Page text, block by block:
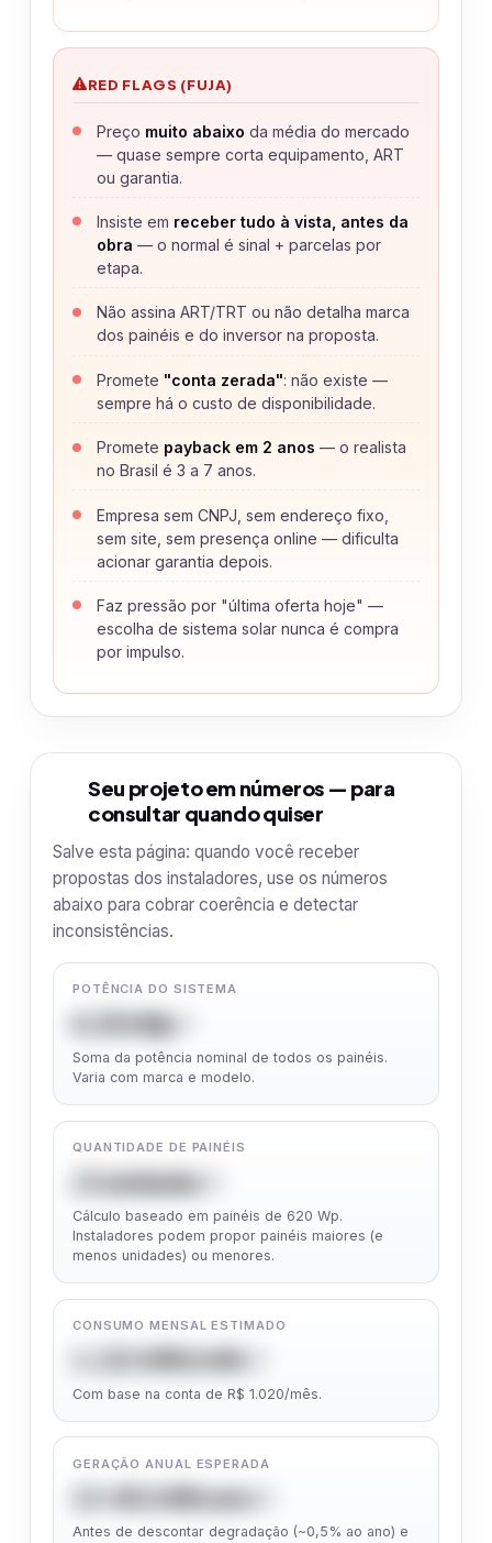
RED FLAGS (FUJA)
Preço muito abaixo da média do mercado
— quase sempre corta equipamento, ART
ou garantia.
Insiste em receber tudo à vista, antes da
obra — o normal é sinal + parcelas por
etapa.
Não assina ART/TRT ou não detalha marca
dos painéis e do inversor na proposta.
Promete "conta zerada": não existe —
sempre há o custo de disponibilidade.
Promete payback em 2 anos — o realista
no Brasil é 3 a 7 anos.
Empresa sem CNPJ, sem endereço fixo,
sem site, sem presença online — dificulta
acionar garantia depois.
Faz pressão por "última oferta hoje" —
escolha de sistema solar nunca é compra
por impulso.
Seu projeto em números — para
consultar quando quiser
Salve esta página: quando você receber
propostas dos instaladores, use os números
abaixo para cobrar coerência e detectar
inconsistências.
POTÊNCIA DO SISTEMA
8,35 kWp
Soma da potência nominal de todos os painéis.
Varia com marca e modelo.
QUANTIDADE DE PAINÉIS
13 unidades
Cálculo baseado em painéis de 620 Wp.
Instaladores podem propor painéis maiores (e
menos unidades) ou menores.
CONSUMO MENSAL ESTIMADO
1.121 kWh/mês
Com base na conta de R$ 1.020/mês.
GERAÇÃO ANUAL ESPERADA
13.451 kWh/ano
Antes de descontar degradação (~0,5% ao ano) e